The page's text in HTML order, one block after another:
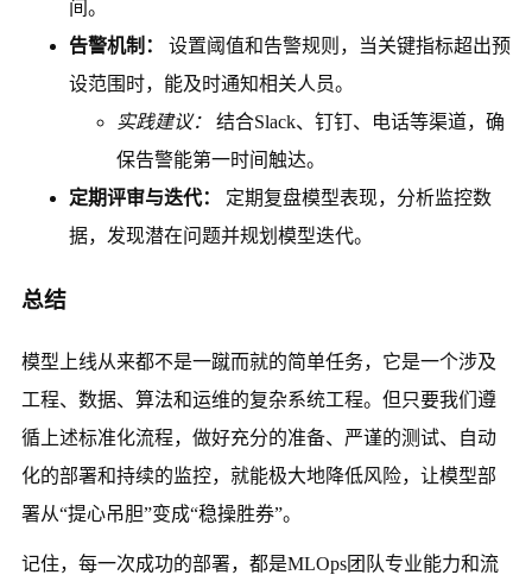
间。
告警机制：
设置阈值和告警规则，当关键指标超出预
设范围时，能及时通知相关人员。
实践建议：
结合Slack、钉钉、电话等渠道，确
保告警能第一时间触达。
定期评审与迭代：
定期复盘模型表现，分析监控数
据，发现潜在问题并规划模型迭代。
总结
模型上线从来都不是一蹴而就的简单任务，它是一个涉及
工程、数据、算法和运维的复杂系统工程。但只要我们遵
循上述标准化流程，做好充分的准备、严谨的测试、自动
化的部署和持续的监控，就能极大地降低风险，让模型部
署从“提心吊胆”变成“稳操胜券”。
记住，每一次成功的部署，都是MLOps团队专业能力和流